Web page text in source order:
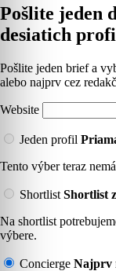
Pošlite jeden
desiatich
Pošlite jeden brief a
alebo najprv cez
Website
Jeden profil
Tento výber teraz
Shortlist Shortlist
Na shortlist
výbere.
Concierge Najprv